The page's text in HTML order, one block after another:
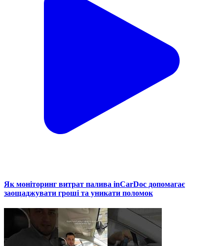
Як моніторинг витрат палива inCarDoc допомагає
заощаджувати гроші та уникати поломок